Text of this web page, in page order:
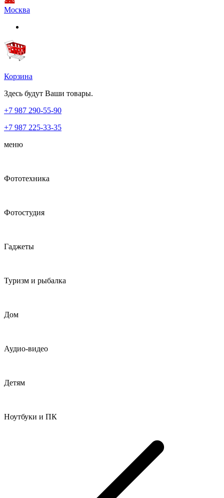
Москва
Корзина
Здесь будут Ваши товары.
+7 987 290-55-90
+7 987 225-33-35
меню
Фототехника
Фотостудия
Гаджеты
Туризм и рыбалка
Дом
Аудио-видео
Детям
Ноутбуки и ПК